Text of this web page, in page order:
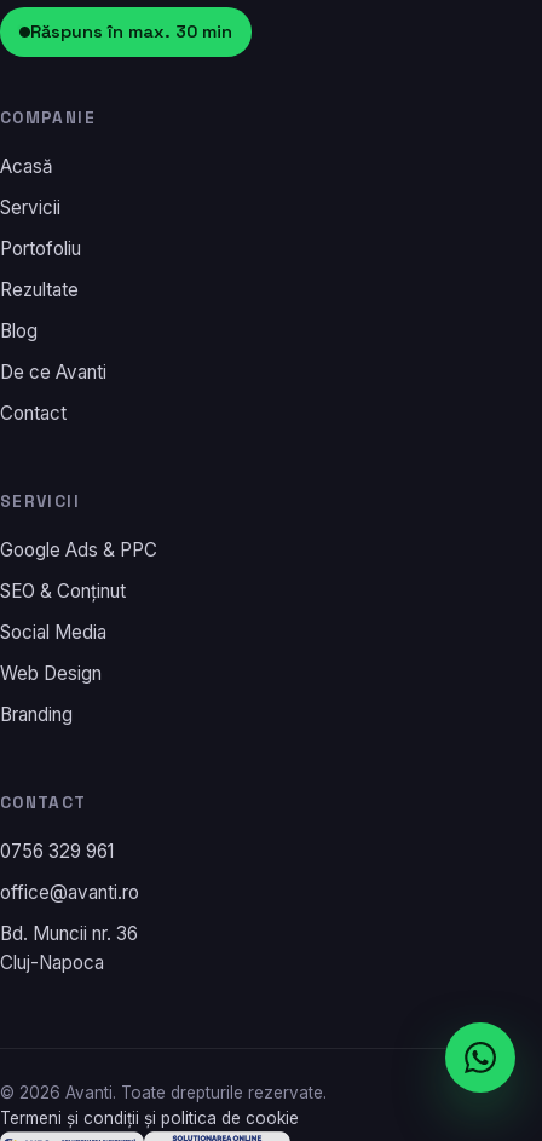
Răspuns în max. 30 min
COMPANIE
Acasă
Servicii
Portofoliu
Rezultate
Blog
De ce Avanti
Contact
SERVICII
Google Ads & PPC
SEO & Conținut
Social Media
Web Design
Branding
CONTACT
0756 329 961
office@avanti.ro
Bd. Muncii nr. 36
Cluj-Napoca
© 2026 Avanti. Toate drepturile rezervate.
Termeni și condiții și politica de cookie